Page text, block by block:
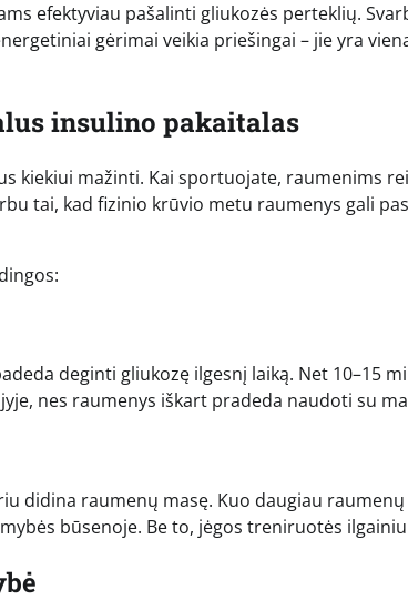
efektyviau pašalinti gliukozės perteklių.
gėrimai veikia priešingai – jie yra
insulino pakaitalas
kiekiui mažinti. Kai sportuojate, raumenims
tai, kad fizinio krūvio metu raumenys gali
deginti gliukozę ilgesnį laiką. Net 10–15
nes raumenys iškart pradeda naudoti su
didina raumenų masę. Kuo daugiau
būsenoje. Be to, jėgos treniruotės